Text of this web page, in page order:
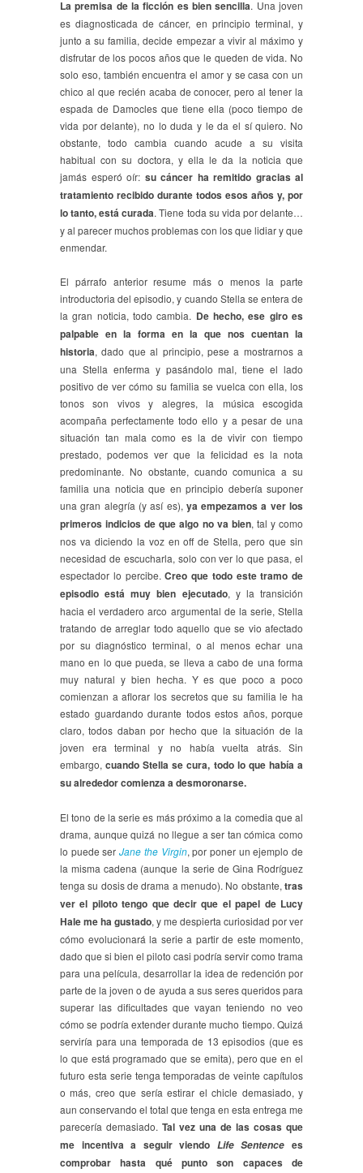
La premisa de la ficción es bien sencilla. Una joven
es diagnosticada de cáncer, en principio terminal, y
junto a su familia, decide empezar a vivir al máximo y
disfrutar de los pocos años que le queden de vida. No
solo eso, también encuentra el amor y se casa con un
chico al que recién acaba de conocer, pero al tener la
espada de Damocles que tiene ella (poco tiempo de
vida por delante), no lo duda y le da el sí quiero. No
obstante, todo cambia cuando acude a su visita
habitual con su doctora, y ella le da la noticia que
jamás esperó oír: su cáncer ha remitido gracias al
tratamiento recibido durante todos esos años y, por
lo tanto, está curada. Tiene toda su vida por delante…
y al parecer muchos problemas con los que lidiar y que
enmendar.
El párrafo anterior resume más o menos la parte
introductoria del episodio, y cuando Stella se entera de
la gran noticia, todo cambia. De hecho, ese giro es
palpable en la forma en la que nos cuentan la
historia, dado que al principio, pese a mostrarnos a
una Stella enferma y pasándolo mal, tiene el lado
positivo de ver cómo su familia se vuelca con ella, los
tonos son vivos y alegres, la música escogida
acompaña perfectamente todo ello y a pesar de una
situación tan mala como es la de vivir con tiempo
prestado, podemos ver que la felicidad es la nota
predominante. No obstante, cuando comunica a su
familia una noticia que en principio debería suponer
una gran alegría (y así es), ya empezamos a ver los
primeros indicios de que algo no va bien, tal y como
nos va diciendo la voz en off de Stella, pero que sin
necesidad de escucharla, solo con ver lo que pasa, el
espectador lo percibe.Creo que todo este tramo de
episodio está muy bien ejecutado, y la transición
hacia el verdadero arco argumental de la serie, Stella
tratando de arreglar todo aquello que se vio afectado
por su diagnóstico terminal, o al menos echar una
mano en lo que pueda, se lleva a cabo de una forma
muy natural y bien hecha. Y es que poco a poco
comienzan a aflorar los secretos que su familia le ha
estado guardando durante todos estos años, porque
claro, todos daban por hecho que la situación de la
joven era terminal y no había vuelta atrás. Sin
embargo,cuando Stella se cura, todo lo que había a
su alrededor comienza a desmoronarse.
El tono de la serie es más próximo a la comedia que al
drama, aunque quizá no llegue a ser tan cómica como
lo puede serJane the Virgin, por poner un ejemplo de
la misma cadena (aunque la serie de Gina Rodríguez
tenga su dosis de drama a menudo). No obstante, tras
ver el piloto tengo que decir que el papel de Lucy
Hale me ha gustado, y me despierta curiosidad por ver
cómo evolucionará la serie a partir de este momento,
dado que si bien el piloto casi podría servir como trama
para una película, desarrollar la idea de redención por
parte de la joven o de ayuda a sus seres queridos para
superar las dificultades que vayan teniendo no veo
cómo se podría extender durante mucho tiempo. Quizá
serviría para una temporada de 13 episodios (que es
lo que está programado que se emita), pero que en el
futuro esta serie tenga temporadas de veinte capítulos
o más, creo que sería estirar el chicle demasiado, y
aun conservando el total que tenga en esta entrega me
parecería demasiado. Tal vez una de las cosas que
me incentiva a seguir viendo Life Sentence es
comprobar hasta qué punto son capaces de